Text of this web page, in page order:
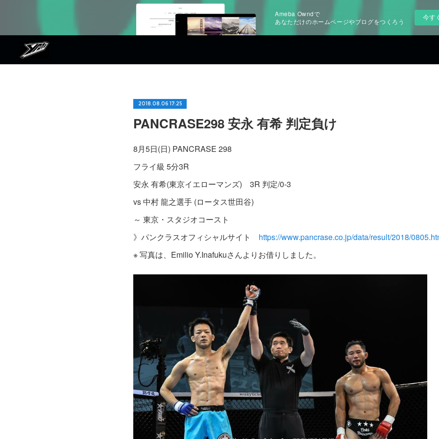
Ameba Owndで
あなただけのホームページやブログをつくろう
今す
2018.08.06 17:25
PANCRASE298 安永 有希 判定負け
8月5日(日) PANCRASE 298
フライ級 5分3R
安永 有希(東京イエローマンズ) 3R 判定/0-3
vs 中村 龍之選手 (ロータス世田谷)
～ 東京・スタジオコースト
》パンクラスオフィシャルサイト https://www.pancrase.co.jp/data/result/2018/
※ 写真は、Emilio Y.Inafukuさんよりお借りしました。